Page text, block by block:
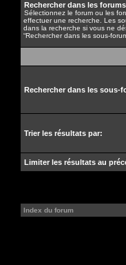
Rechercher dans les
Sélectionnez le forum ou les
effectuer une recherche. Les
dans la recherche si vous ne
“Rechercher dans les sous-
Rechercher dans les sous-
Trier les résultats par:
Limiter les résultats au
Index du forum